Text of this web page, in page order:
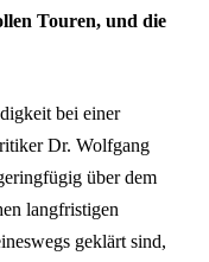
Touren, und die
bei einer
Dr. Wolfgang
über dem
langfristigen
geklärt sind,